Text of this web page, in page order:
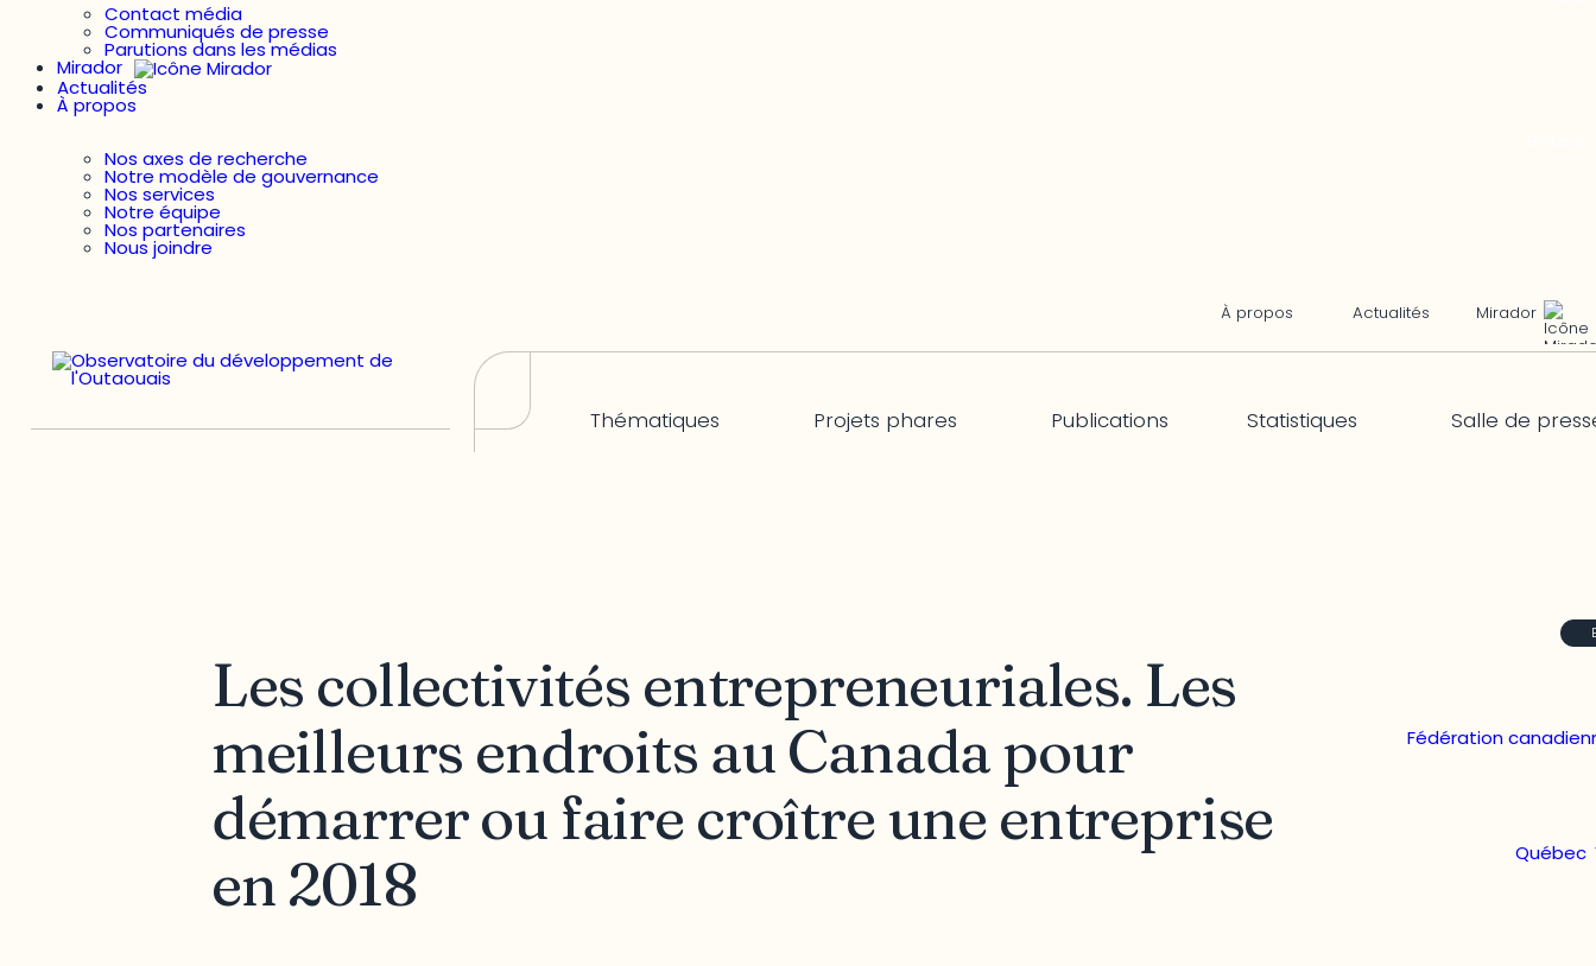
Contact média
Communiqués de presse
Parutions dans les médias
Mirador
Actualités
À propos
Nos axes de recherche
Notre modèle de gouvernance
Nos services
Notre équipe
Nos partenaires
Nous joindre
À propos Actualités Mirador
Thématiques Projets phares Publications Statistiques Salle de
Les collectivités entrepreneuriales. Les
meilleurs endroits au Canada pour
démarrer ou faire croître une entreprise
en 2018
Fédération
Québec,